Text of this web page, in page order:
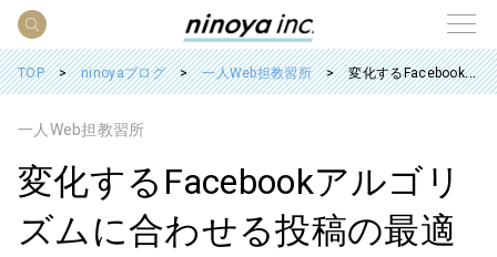
TOP ninoyaブログ 一人Web担教習所 変化するFacebookアルゴリズムに合わせる投稿の最適化
一人Web担教習所
変化するFacebookアルゴリ
ズムに合わせる投稿の最適